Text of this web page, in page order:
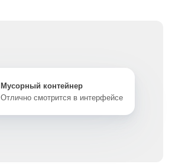
Мусорный контейнер
Отлично смотрится в интерфейсе